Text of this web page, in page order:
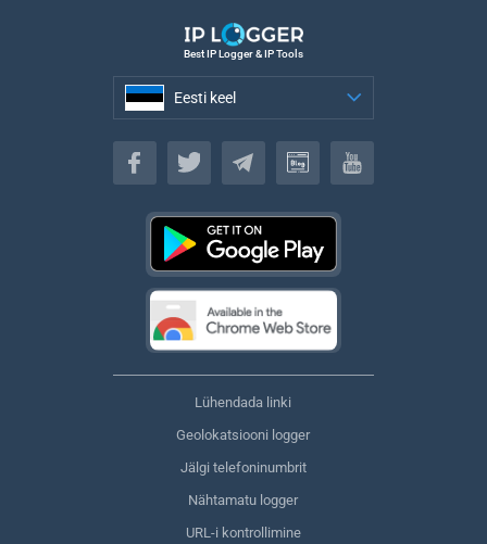
Best IP Logger & IP Tools
Eesti keel
Eesti keel
Lühendada linki
Geolokatsiooni logger
Jälgi telefoninumbrit
Nähtamatu logger
URL-i kontrollimine